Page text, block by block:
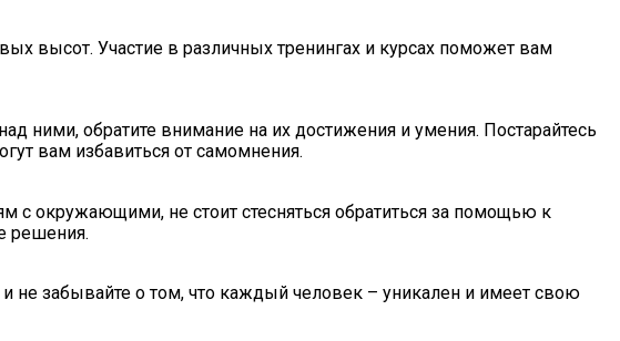
высот. Участие в различных тренингах и курсах поможет вам
ними, обратите внимание на их достижения и умения. Постарайтесь
вам избавиться от самомнения.
окружающими, не стоит стесняться обратиться за помощью к
решения.
забывайте о том, что каждый человек – уникален и имеет свою